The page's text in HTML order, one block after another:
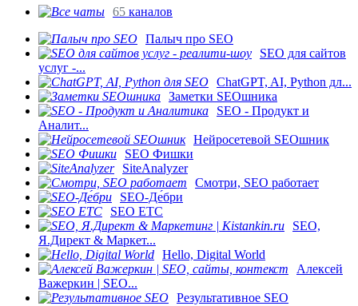
65 каналов
Палыч про SEO
SEO для сайтов
услуг -...
ChatGPT, AI, Python дл...
Заметки SEOшника
SEO - Продукт и
Аналит...
Нейросетевой SEOшник
SEO Фишки
SiteAnalyzer
Смотри, SEO работает
SEO-Де́бри
SEO ETC
SEO,
Я.Директ & Маркет...
Hello, Digital World
Алексей
Важеркин | SEO...
Результативное SEO